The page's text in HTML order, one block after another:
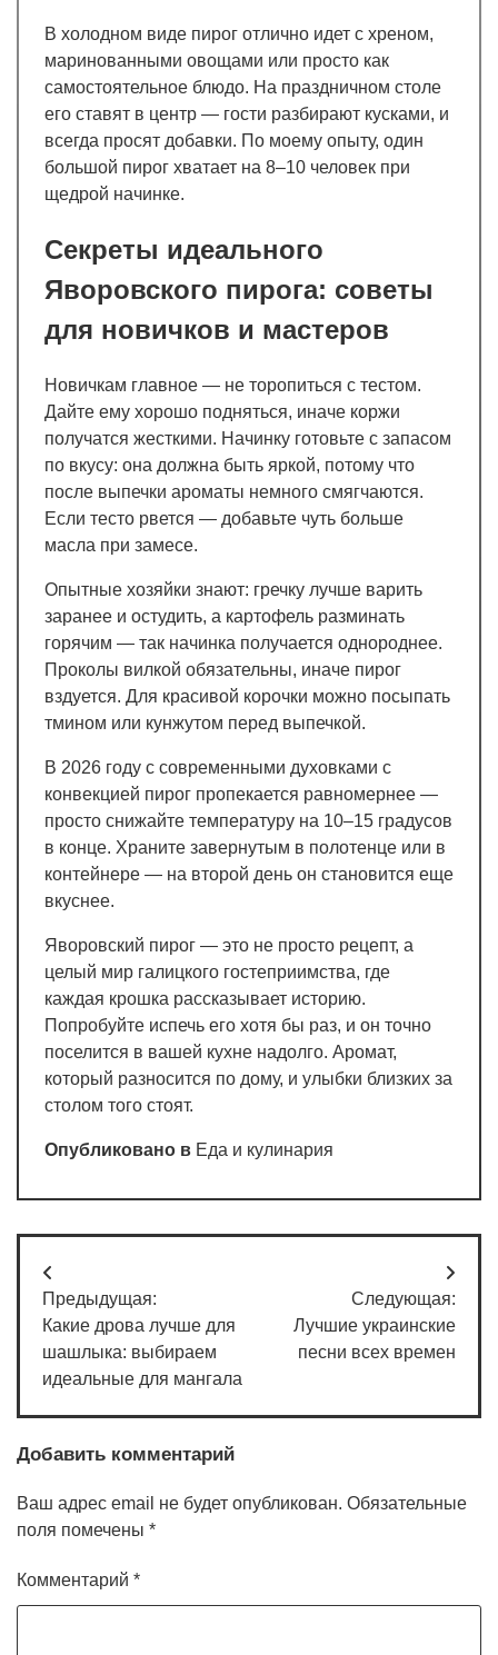
В холодном виде пирог отлично идет с хреном,
маринованными овощами или просто как
самостоятельное блюдо. На праздничном столе
его ставят в центр — гости разбирают кусками, и
всегда просят добавки. По моему опыту, один
большой пирог хватает на 8–10 человек при
щедрой начинке.
Секреты идеального
Яворовского пирога: советы
для новичков и мастеров
Новичкам главное — не торопиться с тестом.
Дайте ему хорошо подняться, иначе коржи
получатся жесткими. Начинку готовьте с запасом
по вкусу: она должна быть яркой, потому что
после выпечки ароматы немного смягчаются.
Если тесто рвется — добавьте чуть больше
масла при замесе.
Опытные хозяйки знают: гречку лучше варить
заранее и остудить, а картофель разминать
горячим — так начинка получается однороднее.
Проколы вилкой обязательны, иначе пирог
вздуется. Для красивой корочки можно посыпать
тмином или кунжутом перед выпечкой.
В 2026 году с современными духовками с
конвекцией пирог пропекается равномернее —
просто снижайте температуру на 10–15 градусов
в конце. Храните завернутым в полотенце или в
контейнере — на второй день он становится еще
вкуснее.
Яворовский пирог — это не просто рецепт, а
целый мир галицкого гостеприимства, где
каждая крошка рассказывает историю.
Попробуйте испечь его хотя бы раз, и он точно
поселится в вашей кухне надолго. Аромат,
который разносится по дому, и улыбки близких за
столом того стоят.
Опубликовано в Еда и кулинария
Навигация
по
записям
Предыдущая:
Какие дрова лучше для
шашлыка: выбираем
идеальные для мангала
Следующая:
Лучшие украинские
песни всех времен
Добавить комментарий
Ваш адрес email не будет опубликован. Обязательные
поля помечены *
Комментарий *